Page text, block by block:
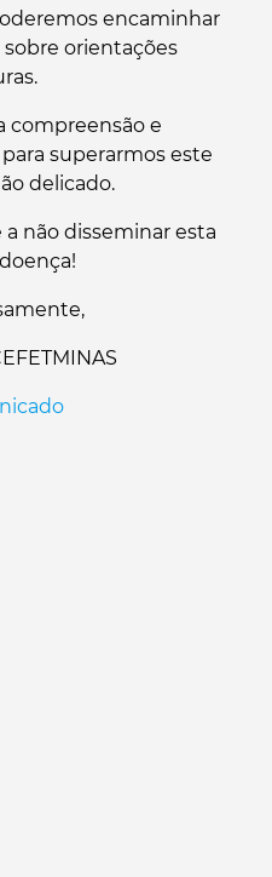
encaminhar
orientações
compreensão e
superarmos este
delicado.
a não disseminar esta